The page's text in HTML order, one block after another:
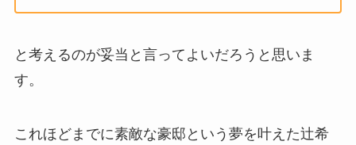
と考えるのが妥当と言ってよいだろうと思いま
す。
これほどまでに素敵な豪邸という夢を叶えた辻希